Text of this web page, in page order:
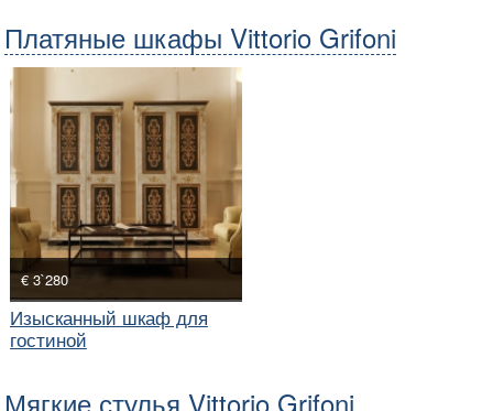
Платяные шкафы Vittorio Grifoni
€ 3`280
Изысканный шкаф для
гостиной
Мягкие стулья Vittorio Grifoni